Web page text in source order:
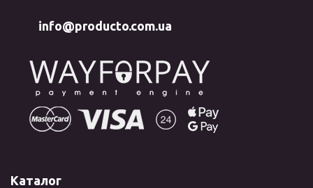
info@producto.com.ua
Каталог